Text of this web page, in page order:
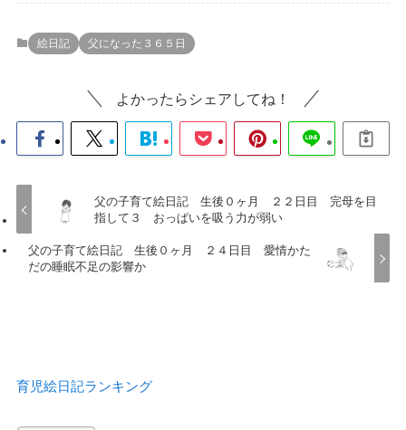
絵日記 父になった３６５日
よかったらシェアしてね！
父の子育て絵日記 生後０ヶ月 ２２日目 完母を目
指して３ おっぱいを吸う力が弱い
父の子育て絵日記 生後０ヶ月 ２４日目 愛情かた
だの睡眠不足の影響か
育児絵日記ランキング